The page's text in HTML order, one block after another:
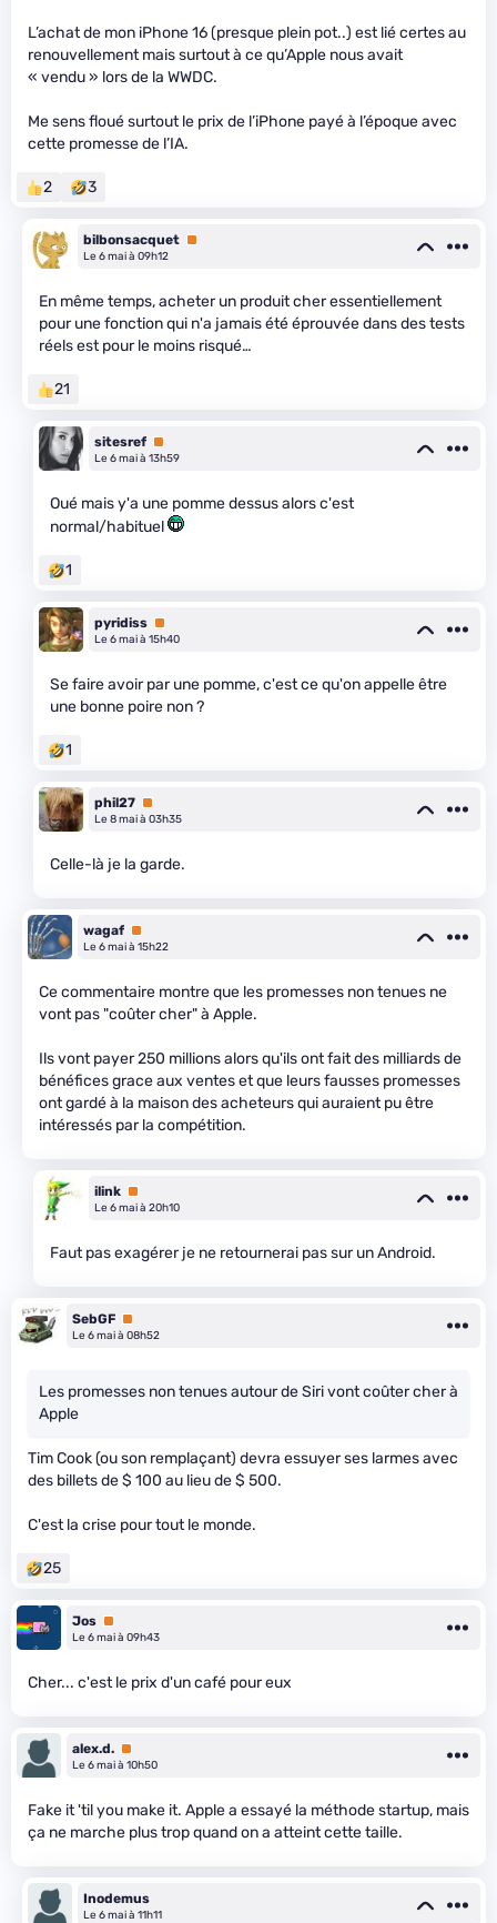
L’achat de mon iPhone 16 (presque plein pot..) est lié certes au
renouvellement mais surtout à ce qu’Apple nous avait
« vendu » lors de la WWDC.
Me sens floué surtout le prix de l’iPhone payé à l’époque avec
cette promesse de l’IA.
2 3
bilbonsacquet Premium
Le 6 mai à 09h12
En même temps, acheter un produit cher essentiellement
pour une fonction qui n'a jamais été éprouvée dans des tests
réels est pour le moins risqué…
21
sitesref Premium
Le 6 mai à 13h59
Oué mais y'a une pomme dessus alors c'est
normal/habituel
1
pyridiss Premium
Le 6 mai à 15h40
Se faire avoir par une pomme, c'est ce qu'on appelle être
une bonne poire non ?
1
phil27 Premium
Le 8 mai à 03h35
Celle-là je la garde.
wagaf Premium
Le 6 mai à 15h22
Ce commentaire montre que les promesses non tenues ne
vont pas "coûter cher" à Apple.
Ils vont payer 250 millions alors qu'ils ont fait des milliards de
bénéfices grace aux ventes et que leurs fausses promesses
ont gardé à la maison des acheteurs qui auraient pu être
intéressés par la compétition.
ilink Premium
Le 6 mai à 20h10
Faut pas exagérer je ne retournerai pas sur un Android.
SebGF Premium
Le 6 mai à 08h52
Les promesses non tenues autour de Siri vont coûter cher à
Apple
Tim Cook (ou son remplaçant) devra essuyer ses larmes avec
des billets de $ 100 au lieu de $ 500.
C'est la crise pour tout le monde.
25
Jos Premium
Le 6 mai à 09h43
Cher... c'est le prix d'un café pour eux
alex.d. Premium
Le 6 mai à 10h50
Fake it 'til you make it. Apple a essayé la méthode startup, mais
ça ne marche plus trop quand on a atteint cette taille.
Inodemus
Le 6 mai à 11h11